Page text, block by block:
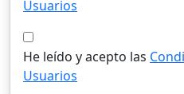
Usuarios
He leído y acepto las
Usuarios